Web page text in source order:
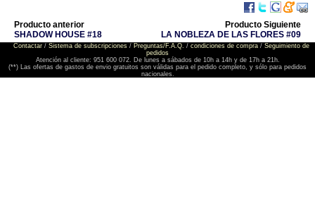
Producto anterior
SHADOW HOUSE #18
Producto Siguiente
LA NOBLEZA DE LAS FLORES #09
Contactar/ Sistema de subscripciones/ Preguntas/F.A.Q. / condiciones de compra/ Seguimiento de
pedidos
Atención al cliente: 951 600 072. De lunes a sábados de 10h a 14h y de 17h a 21h.
(**) Las ofertas de gastos de envio gratuitos son válidas para el pedido completo, y sólo para pedidos
nacionales.